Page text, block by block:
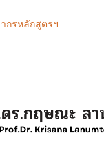
กรหลักสูตรฯ